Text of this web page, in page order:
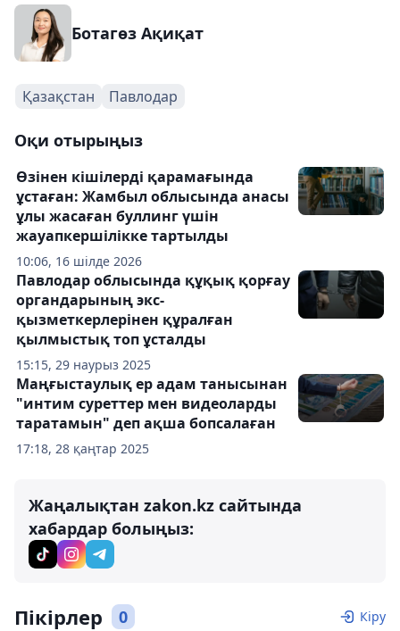
Ботагөз Ақиқат
Қазақстан Павлодар
Оқи отырыңыз
10:06, 16 шілде 2026
Өзінен кішілерді қарамағында
ұстаған: Жамбыл облысында анасы
ұлы жасаған буллинг үшін
жауапкершілікке тартылды
15:15, 29 наурыз 2025
Павлодар облысында құқық қорғау
органдарының экс-
қызметкерлерінен құралған
қылмыстық топ ұсталды
17:18, 28 қаңтар 2025
Маңғыстаулық ер адам танысынан
"интим суреттер мен видеоларды
таратамын" деп ақша бопсалаған
Жаңалықтан zakon.kz сайтында
хабардар болыңыз:
Пікірлер 0 Кіру